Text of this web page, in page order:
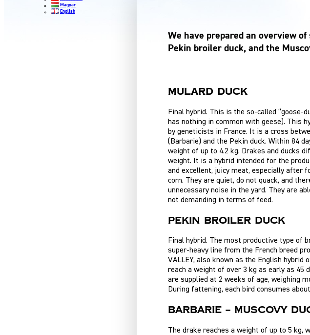
Magyar
English
We have prepared an overview
Pekin broiler duck, and the
MULARD DUCK
Final hybrid. This is the so-called “goose-
has nothing in common with geese). This
by geneticists in France. It is a cross
(Barbarie) and the Pekin duck. Within 84
weight of up to 4.2 kg. Drakes and ducks
weight. It is a hybrid intended for the
and excellent, juicy meat, especially after
corn. They are quiet, do not quack, and
unnecessary noise in the yard. They are
not demanding in terms of feed.
PEKIN BROILER DUCK
Final hybrid. The most productive type of
super-heavy line from the French breed
VALLEY, also known as the English hybrid
reach a weight of over 3 kg as early as 45
are supplied at 2 weeks of age, weighing
During fattening, each bird consumes
BARBARIE – MUSCOVY
The drake reaches a weight of up to 5 kg,